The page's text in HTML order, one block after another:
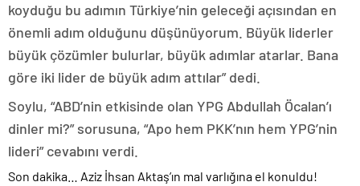
koyduğu bu adımın Türkiye’nin geleceği açısından en
önemli adım olduğunu düşünüyorum. Büyük liderler
büyük çözümler bulurlar, büyük adımlar atarlar. Bana
göre iki lider de büyük adım attılar” dedi.
Soylu, “ABD’nin etkisinde olan YPG Abdullah Öcalan’ı
dinler mi?” sorusuna, “Apo hem PKK’nın hem YPG’nin
lideri” cevabını verdi.
Son dakika… Aziz İhsan Aktaş’ın mal varlığına el konuldu!